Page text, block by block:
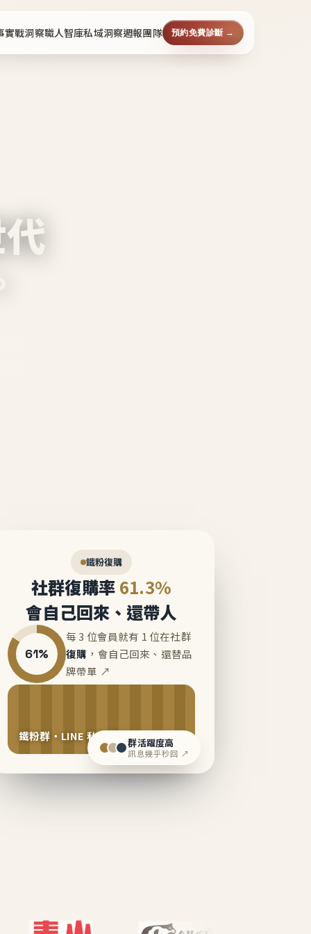
實戰洞察職人智庫私域洞察週報團隊 預約免費診斷 →
鐵粉復購
社群復購率 61.3%
會自己回來、還帶人
61%
每 3 位會員就有 1 位在社群
復購 ，會自己回來、還替品
牌帶單 ↗
鐵粉群・LINE 私域運營中群活躍度高
訊息幾乎秒回 ↗